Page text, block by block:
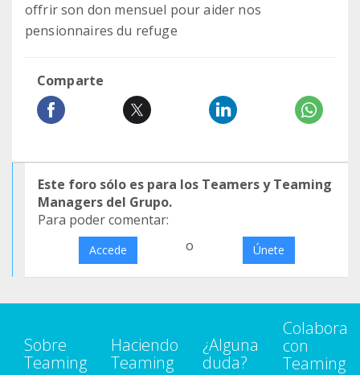
offrir son don mensuel pour aider nos
pensionnaires du refuge
Comparte
Este foro sólo es para los Teamers y Teaming
Managers del Grupo.
Para poder comentar:
Accede o Únete
Sobre
Teaming
Haciendo
Teaming
¿Alguna
duda?
Colabora
con
Teaming